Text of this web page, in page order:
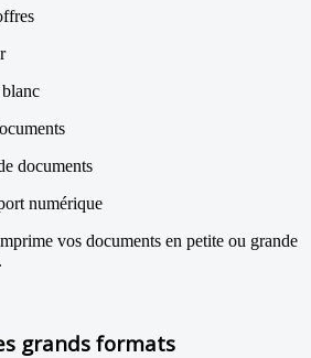
documents
numérique
vos documents en petite ou grande
grands formats